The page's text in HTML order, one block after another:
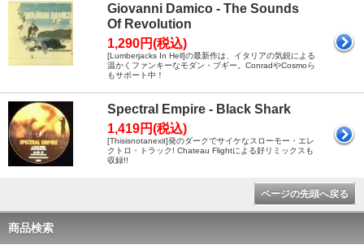
Giovanni Damico - The Sounds
Of Revolution
1,290円(税込)
[Lumberjacks In Hell]の最新作は、イタリアの気鋭による
温かくファンキーなモダン・ブギー。ConradやCosmoら
もサポート中！
Spectral Empire - Black Shark
1,419円(税込)
[Thisisnotanexit]発のダークでサイケなスローモー・エレ
クトロ・トラック! Chateau Flightによる好リミックスも
収録!!
ページの先頭へ戻る
商品検索